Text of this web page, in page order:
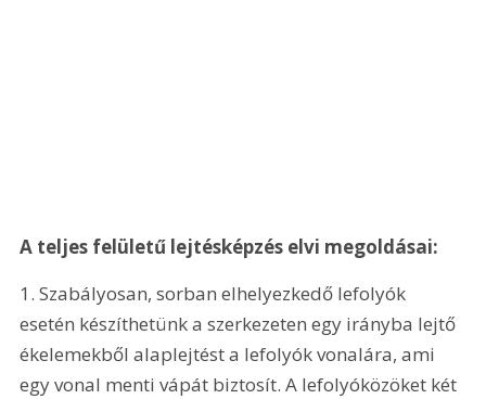
A teljes felületű lejtésképzés elvi megoldásai:
1. Szabályosan, sorban elhelyezkedő lefolyók
esetén készíthetünk a szerkezeten egy irányba lejtő
ékelemekből alaplejtést a lefolyók vonalára, ami
egy vonal menti vápát biztosít. A lefolyóközöket két